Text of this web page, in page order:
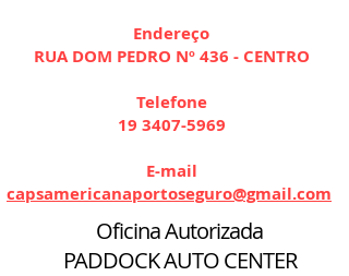
Endereço
RUA DOM PEDRO Nº 436 - CENTRO
Telefone
19 3407-5969
E-mail
capsamericanaportoseguro@gmail.com
Oficina Autorizada
PADDOCK AUTO CENTER